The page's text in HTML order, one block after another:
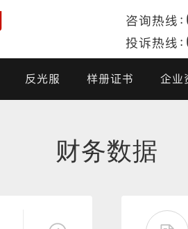
咨询热线：
投诉热线：
柔软反光面料
亮银反光布
反光热贴膜
反光服
反光棉衣
样册证书 企业
财务数据